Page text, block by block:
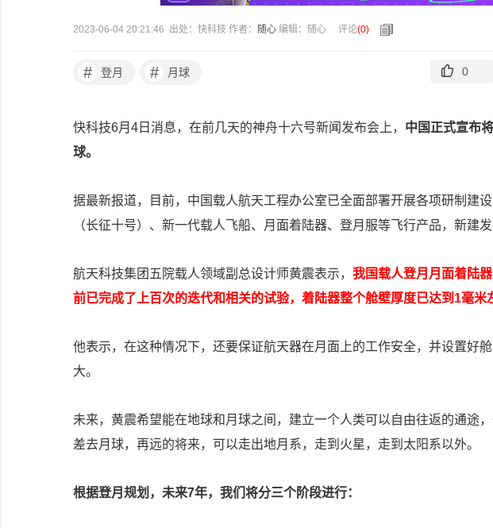
2023-06-04 20:21:46 出处：快科技 作者： 随心 编辑：随心 评论(0)
# 登月 # 月球 0
快科技6月4日消息，在前几天的神舟十六号新闻发布会上， 中国正式宣布
球。
据最新报道，目前，中国载人航天工程办公室已全面部署开展各项研制建
（长征十号）、新一代载人飞船、月面着陆器、登月服等飞行产品，新建
航天科技集团五院载人领域副总设计师黄震表示， 我国载人登月月面着陆
前已完成了上百次的迭代和相关的试验，着陆器整个舱壁厚度已达到1毫米
他表示，在这种情况下，还要保证航天器在月面上的工作安全，并设置好
大。
未来，黄震希望能在地球和月球之间，建立一个人类可以自由往返的通途
差去月球，再远的将来，可以走出地月系，走到火星，走到太阳系以外。
根据登月规划，未来7年，我们将分三个阶段进行：